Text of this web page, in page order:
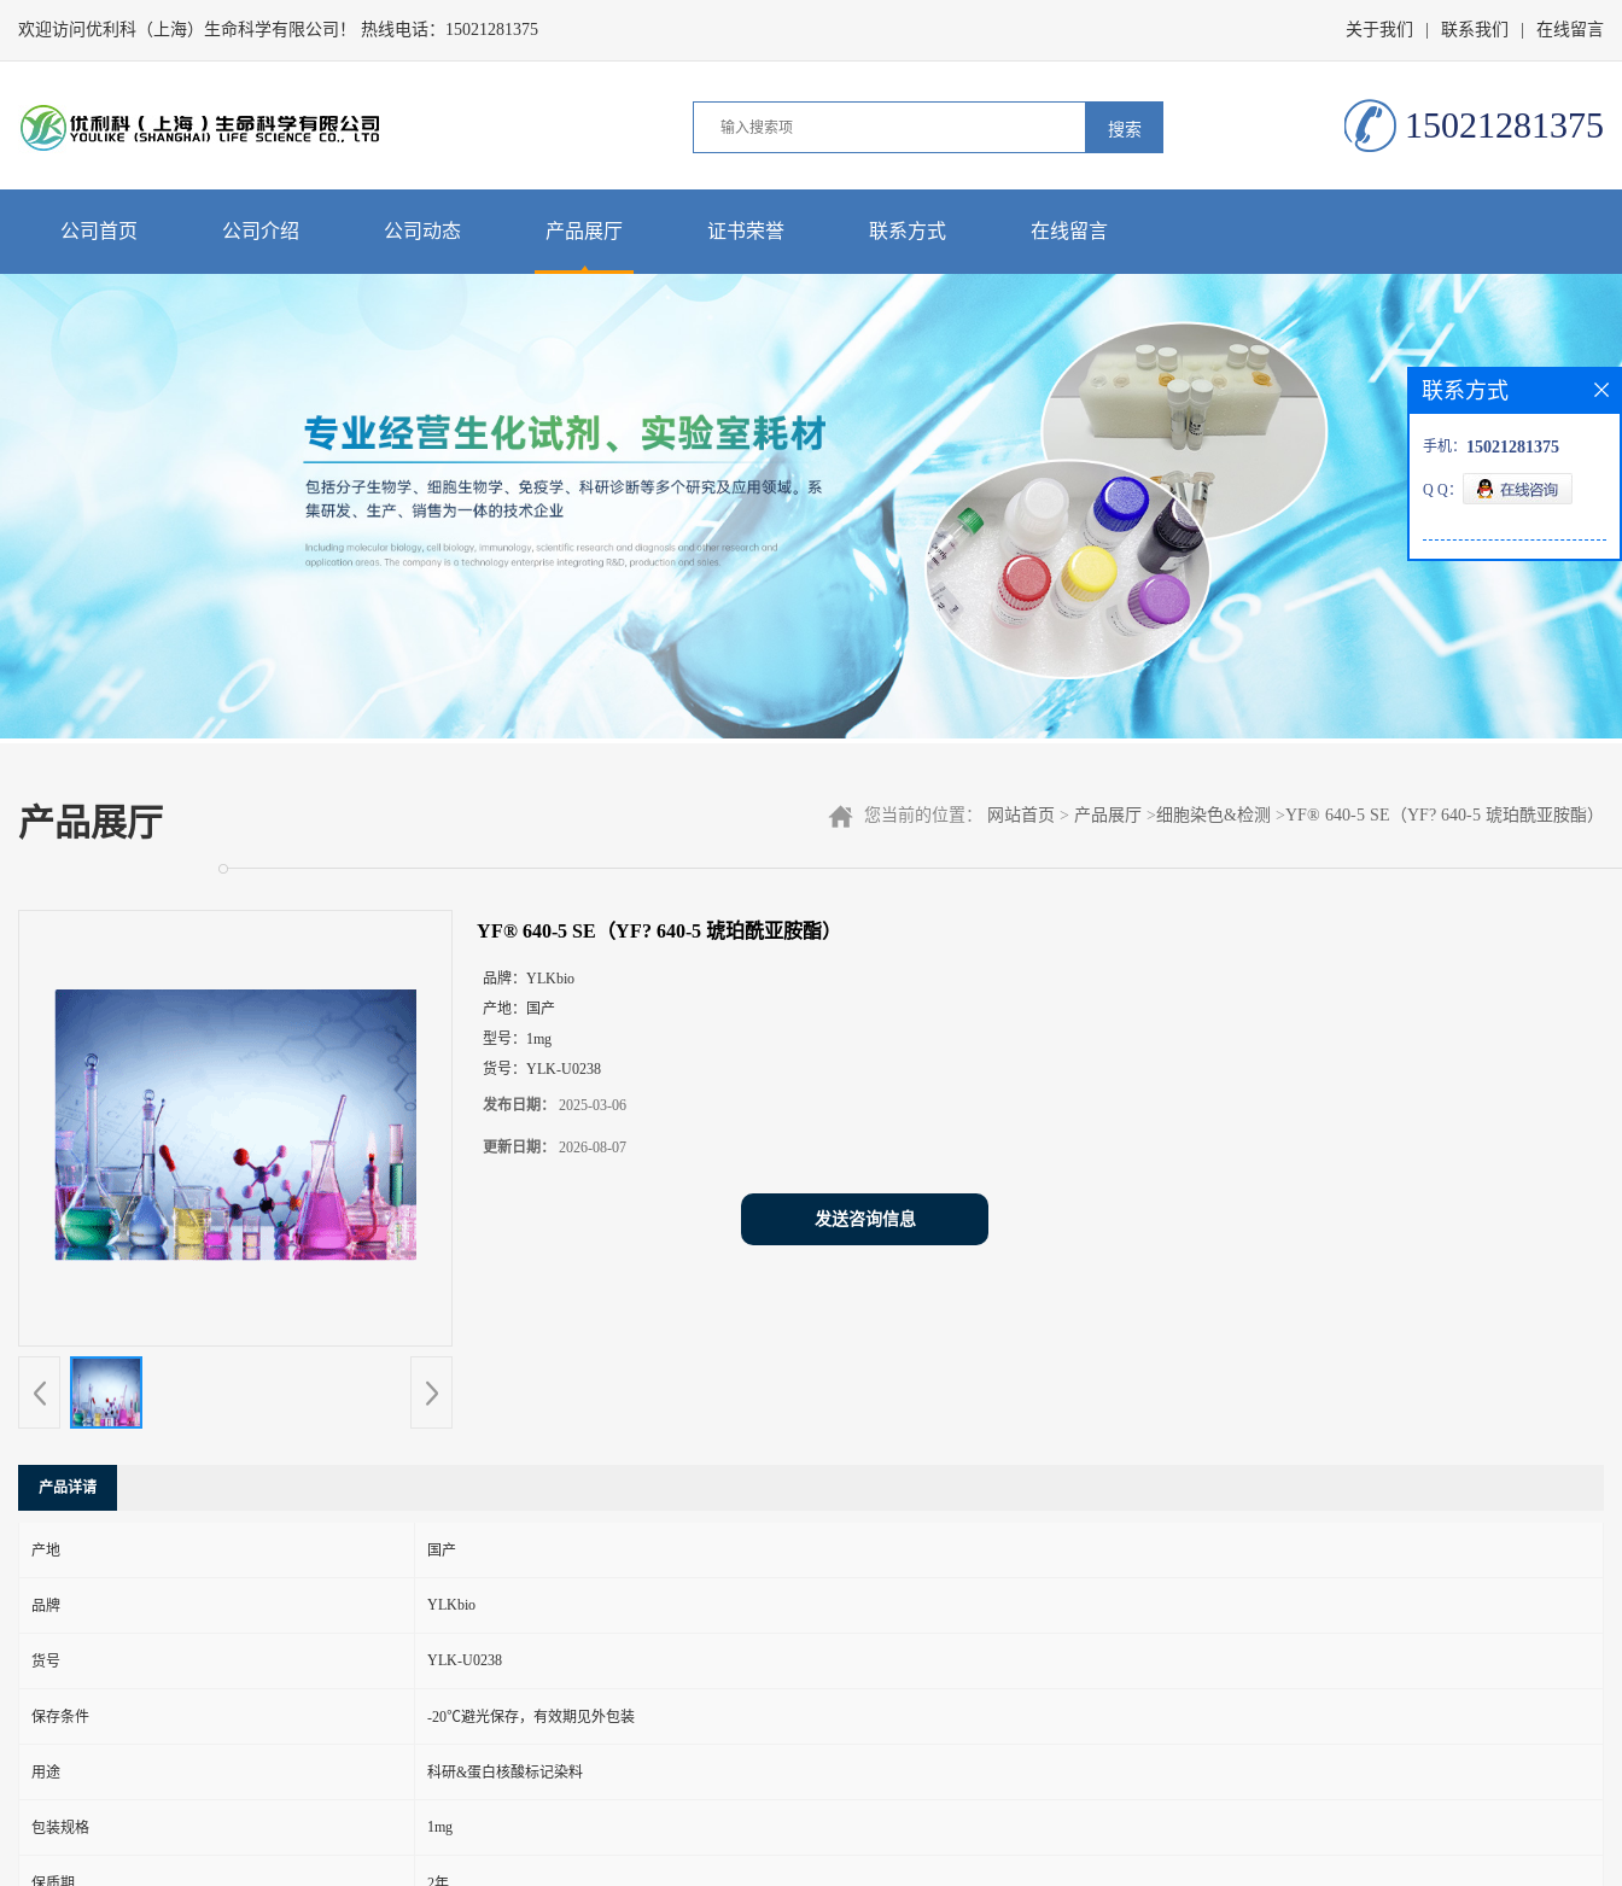
欢迎访问优利科（上海）生命科学有限公司！ 热线电话： 15021281375 关于我们 联系我们 在线留言
15021281375
Close
司
首
介
绍
证
书
荣
誉
方
式
公司首页 公司介绍 公司动态 产品展厅 证书荣誉 联系方式 在线留言
产品展厅 您当前的位置： 网站首页 > 产品展厅 >细胞染色&检测 >YF® 640-5 SE（YF? 640-5 琥珀酰亚胺酯）
YF® 640-5 SE（YF? 640-5 琥珀酰亚胺酯）
品牌： YLKbio
产地：
国产
型号： 1mg
货号： YLK-U0238
发布日期： 2025-03-06
更新日期： 2026-08-07
发送咨询信息
产品详请
产地 国产
品牌 YLKbio
货号 YLK-U0238
保存条件 -20℃避光保存，有效期见外包装
用途 科研&蛋白核酸标记染料
包装规格 1mg
联系方式
手机： 15021281375
Q Q：